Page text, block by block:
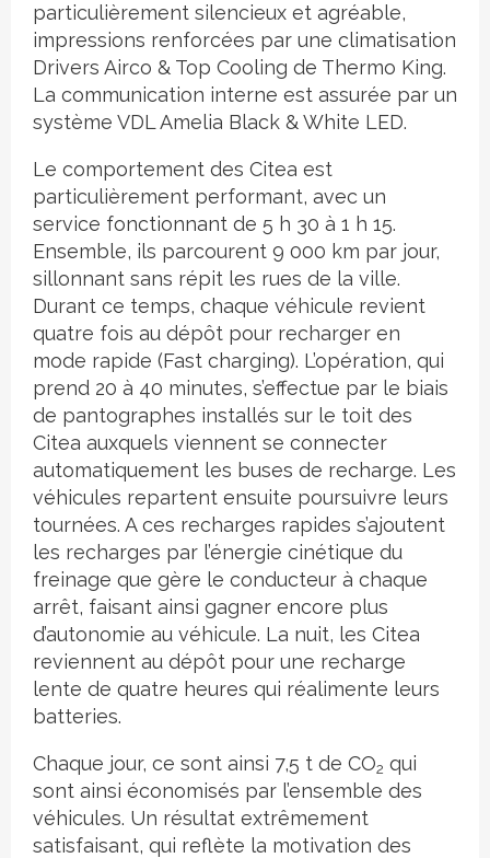
particulièrement silencieux et agréable,
impressions renforcées par une climatisation
Drivers Airco & Top Cooling de Thermo King.
La communication interne est assurée par un
système VDL Amelia Black & White LED.
Le comportement des Citea est
particulièrement performant, avec un
service fonctionnant de 5 h 30 à 1 h 15.
Ensemble, ils parcourent 9 000 km par jour,
sillonnant sans répit les rues de la ville.
Durant ce temps, chaque véhicule revient
quatre fois au dépôt pour recharger en
mode rapide (Fast charging). L’opération, qui
prend 20 à 40 minutes, s’effectue par le biais
de pantographes installés sur le toit des
Citea auxquels viennent se connecter
automatiquement les buses de recharge. Les
véhicules repartent ensuite poursuivre leurs
tournées. A ces recharges rapides s’ajoutent
les recharges par l’énergie cinétique du
freinage que gère le conducteur à chaque
arrêt, faisant ainsi gagner encore plus
d’autonomie au véhicule. La nuit, les Citea
reviennent au dépôt pour une recharge
lente de quatre heures qui réalimente leurs
batteries.
Chaque jour, ce sont ainsi 7,5 t de CO2 qui
sont ainsi économisés par l’ensemble des
véhicules. Un résultat extrêmement
satisfaisant, qui reflète la motivation des